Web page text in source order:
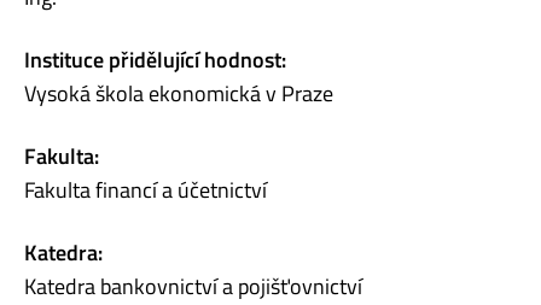
Instituce přidělující hodnost:
Vysoká škola ekonomická v Praze
Fakulta:
Fakulta financí a účetnictví
Katedra:
Katedra bankovnictví a pojišťovnictví